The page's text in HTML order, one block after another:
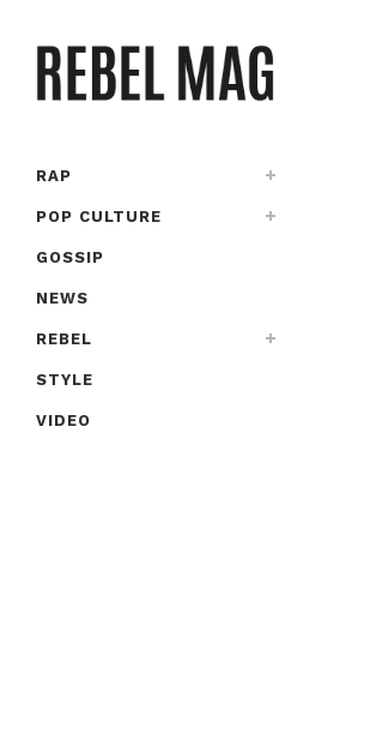
RAP
POP CULTURE
GOSSIP
NEWS
REBEL
STYLE
VIDEO